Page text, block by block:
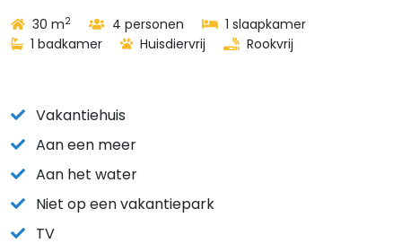
30 m2 4 personen
1 slaapkamer
1 badkamer
Huisdiervrij Rookvrij
Vakantiehuis
Aan een meer
Aan het water
Niet op een vakantiepark
TV